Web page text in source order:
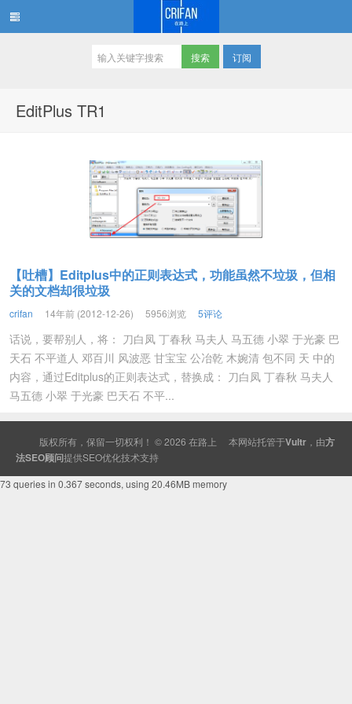
订阅
EditPlus TR1
【吐槽】Editplus中的正则表达式，功能虽然不垃圾，但相
关的文档却很垃圾
crifan 14年前 (2012-12-26) 5956浏览 5评论
话说，要帮别人，将： 刀白凤 丁春秋 马夫人 马五德 小翠 于光豪 巴
天石 不平道人 邓百川 风波恶 甘宝宝 公冶乾 木婉清 包不同 天 中的
内容，通过Editplus的正则表达式，替换成： 刀白凤 丁春秋 马夫人
马五德 小翠 于光豪 巴天石 不平...
版权所有，保留一切权利！ © 2026 在路上 本网站托管于Vultr ，由方
法SEO顾问提供SEO优化技术支持
73 queries in 0.367 seconds, using 20.46MB memory